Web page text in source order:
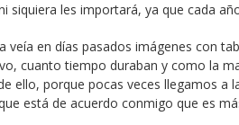
siquiera les importará, ya que cada
veía en días pasados imágenes con
cuanto tiempo duraban y como la
ello, porque pocas veces llegamos
está de acuerdo conmigo que es